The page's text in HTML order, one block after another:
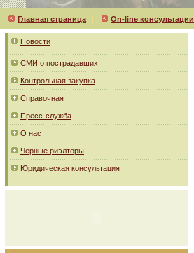
Главная страница On-line консультации
Новости
СМИ о пострадавших
Контрольная закупка
Справочная
Пресс-служба
О нас
Черные риэлторы
Юридическая консультация